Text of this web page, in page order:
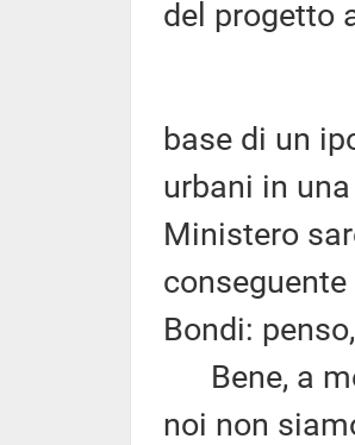
del progetto
base di un
urbani in
Ministero
Bondi:
Bene, a
noi non